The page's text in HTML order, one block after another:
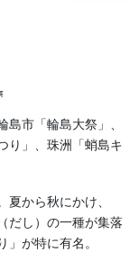
市「輪島大祭」、
り」、珠洲「蛸島キ
から秋にかけ、
だし）の一種が集落
が特に有名。